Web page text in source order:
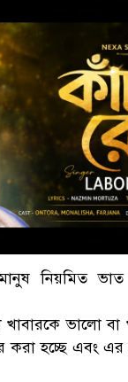
নিয়মিত ভাত
ভালো বা
করা হচ্ছে এবং